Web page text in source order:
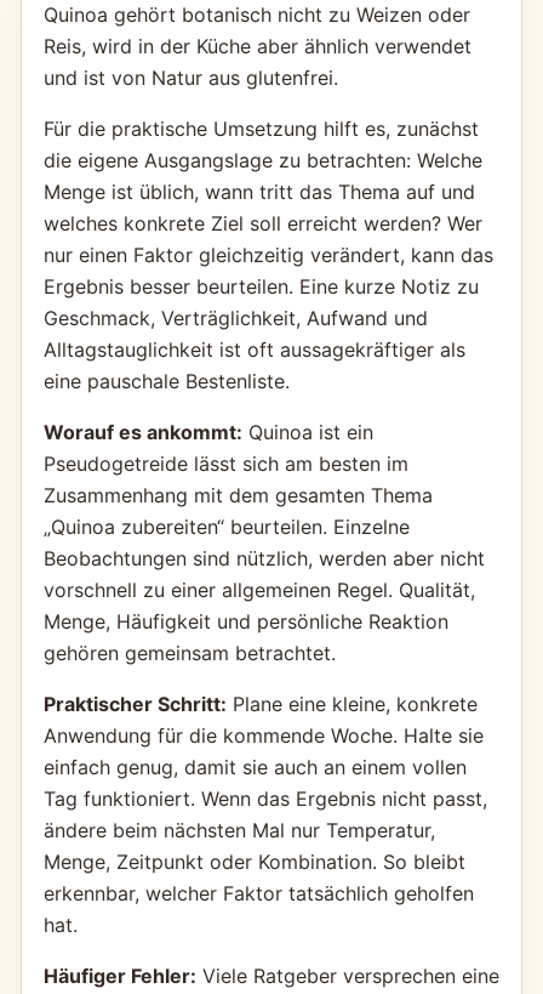
Quinoa gehört botanisch nicht zu Weizen oder
Reis, wird in der Küche aber ähnlich verwendet
und ist von Natur aus glutenfrei.
Für die praktische Umsetzung hilft es, zunächst
die eigene Ausgangslage zu betrachten: Welche
Menge ist üblich, wann tritt das Thema auf und
welches konkrete Ziel soll erreicht werden? Wer
nur einen Faktor gleichzeitig verändert, kann das
Ergebnis besser beurteilen. Eine kurze Notiz zu
Geschmack, Verträglichkeit, Aufwand und
Alltagstauglichkeit ist oft aussagekräftiger als
eine pauschale Bestenliste.
Worauf es ankommt: Quinoa ist ein
Pseudogetreide lässt sich am besten im
Zusammenhang mit dem gesamten Thema
„Quinoa zubereiten“ beurteilen. Einzelne
Beobachtungen sind nützlich, werden aber nicht
vorschnell zu einer allgemeinen Regel. Qualität,
Menge, Häufigkeit und persönliche Reaktion
gehören gemeinsam betrachtet.
Praktischer Schritt: Plane eine kleine, konkrete
Anwendung für die kommende Woche. Halte sie
einfach genug, damit sie auch an einem vollen
Tag funktioniert. Wenn das Ergebnis nicht passt,
ändere beim nächsten Mal nur Temperatur,
Menge, Zeitpunkt oder Kombination. So bleibt
erkennbar, welcher Faktor tatsächlich geholfen
hat.
Häufiger Fehler: Viele Ratgeber versprechen eine